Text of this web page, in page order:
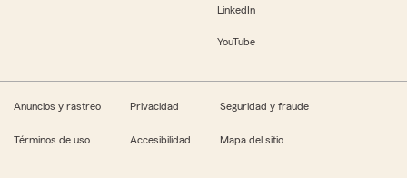
LinkedIn
YouTube
Anuncios y rastreo Privacidad Seguridad y fraude
Términos de uso Accesibilidad Mapa del sitio